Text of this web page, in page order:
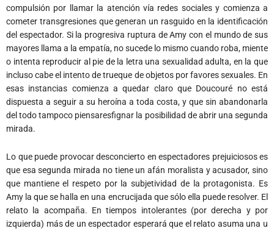
compulsión por llamar la atención vía redes sociales y comienza a
cometer transgresiones que generan un rasguido en la identificación
del espectador. Si la progresiva ruptura de Amy con el mundo de sus
mayores llama a la empatía, no sucede lo mismo cuando roba, miente
o intenta reproducir al pie de la letra una sexualidad adulta, en la que
incluso cabe el intento de trueque de objetos por favores sexuales. En
esas instancias comienza a quedar claro que Doucouré no está
dispuesta a seguir a su heroína a toda costa, y que sin abandonarla
del todo tampoco piensaresfignar la posibilidad de abrir una segunda
mirada.
Lo que puede provocar desconcierto en espectadores prejuiciosos es
que esa segunda mirada no tiene un afán moralista y acusador, sino
que mantiene el respeto por la subjetividad de la protagonista. Es
Amy la que se halla en una encrucijada que sólo ella puede resolver. El
relato la acompaña. En tiempos intolerantes (por derecha y por
izquierda) más de un espectador esperará que el relato asuma una u